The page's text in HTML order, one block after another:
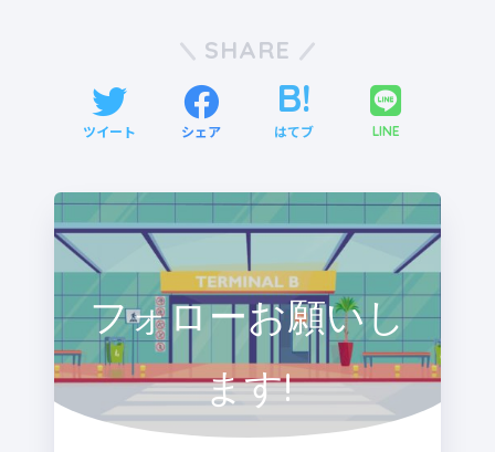
SHARE
ツイート シェア はてブ LINE
フォローお願いし
ます!